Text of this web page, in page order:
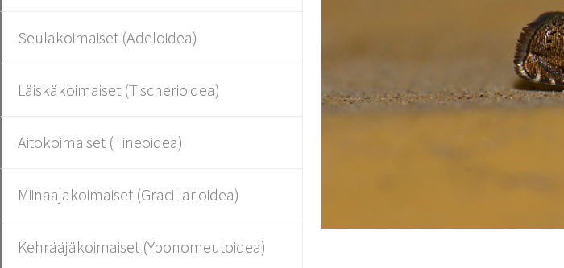
Seulakoimaiset (Adeloidea)
Läiskäkoimaiset (Tischerioidea)
Aitokoimaiset (Tineoidea)
Miinaajakoimaiset (Gracillarioidea)
Kehrääjäkoimaiset (Yponomeutoidea)